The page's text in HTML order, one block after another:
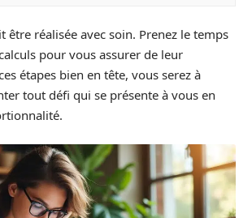
être réalisée avec soin. Prenez le temps
pour vous assurer de leur
étapes bien en tête, vous serez à
tout défi qui se présente à vous en